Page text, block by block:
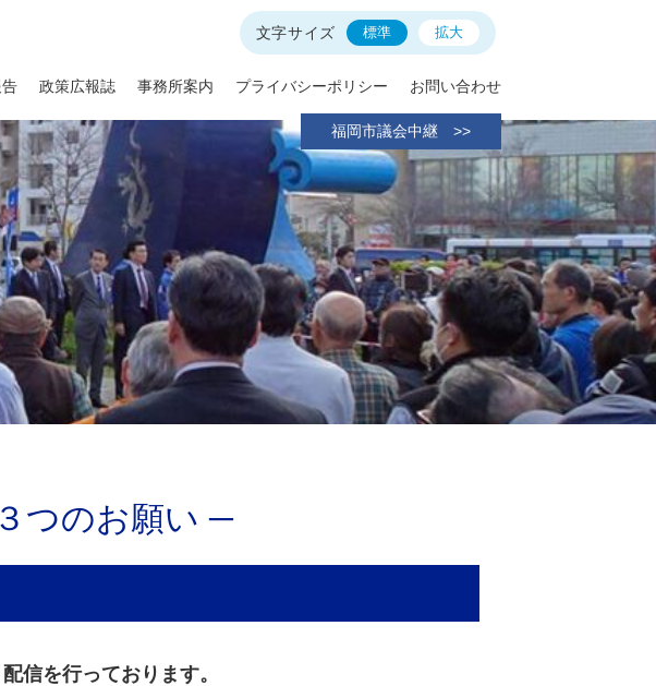
政策広報誌 事務所案内 プライバシーポリシー お問い合わせ
福岡市議会中継 >>
文字サイズ 標準 拡大
つのお願い ─
信を行っております。